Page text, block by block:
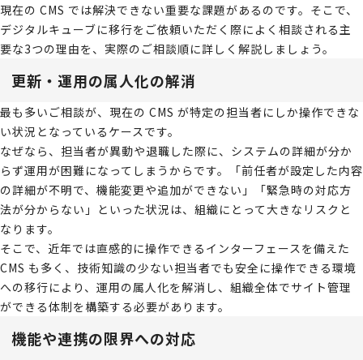
現在の CMS では解決できない重要な課題があるのです。そこで、
デジタルキューブに移行をご依頼いただく際によく相談される主
要な3つの理由を、実際のご相談順に詳しく解説しましょう。
更新・運用の属人化の解消
最も多いご相談が、現在の CMS が特定の担当者にしか操作できな
い状況となっているケースです。
なぜなら、担当者が異動や退職した際に、システムの詳細が分か
らず運用が困難になってしまうからです。「前任者が設定した内容
の詳細が不明で、機能変更や追加ができない」「緊急時の対応方
法が分からない」といった状況は、組織にとって大きなリスクと
なります。
そこで、近年では直感的に操作できるインターフェースを備えた
CMS も多く、技術知識の少ない担当者でも安全に操作できる環境
への移行により、運用の属人化を解消し、組織全体でサイト管理
ができる体制を構築する必要があります。
機能や連携の限界への対応